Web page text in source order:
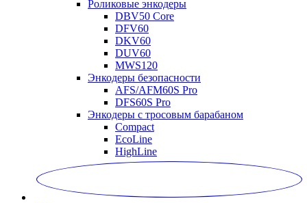
Роликовые энкодеры
DBV50 Core
DFV60
DKV60
DUV60
MWS120
Энкодеры безопасности
AFS/AFM60S Pro
DFS60S Pro
Энкодеры с тросовым барабаном
Compact
EcoLine
HighLine